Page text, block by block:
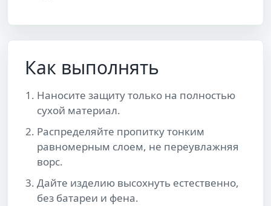
Как выполнять
Наносите защиту только на полностью
сухой материал.
Распределяйте пропитку тонким
равномерным слоем, не переувлажняя
ворс.
Дайте изделию высохнуть естественно,
без батареи и фена.